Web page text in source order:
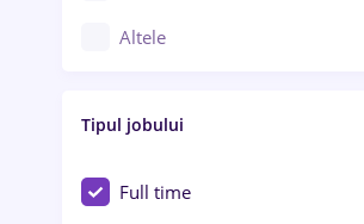
Arad
Altele
Asigurări
Au pair / Babysitter / Curățenie
Tipul jobului
Full time